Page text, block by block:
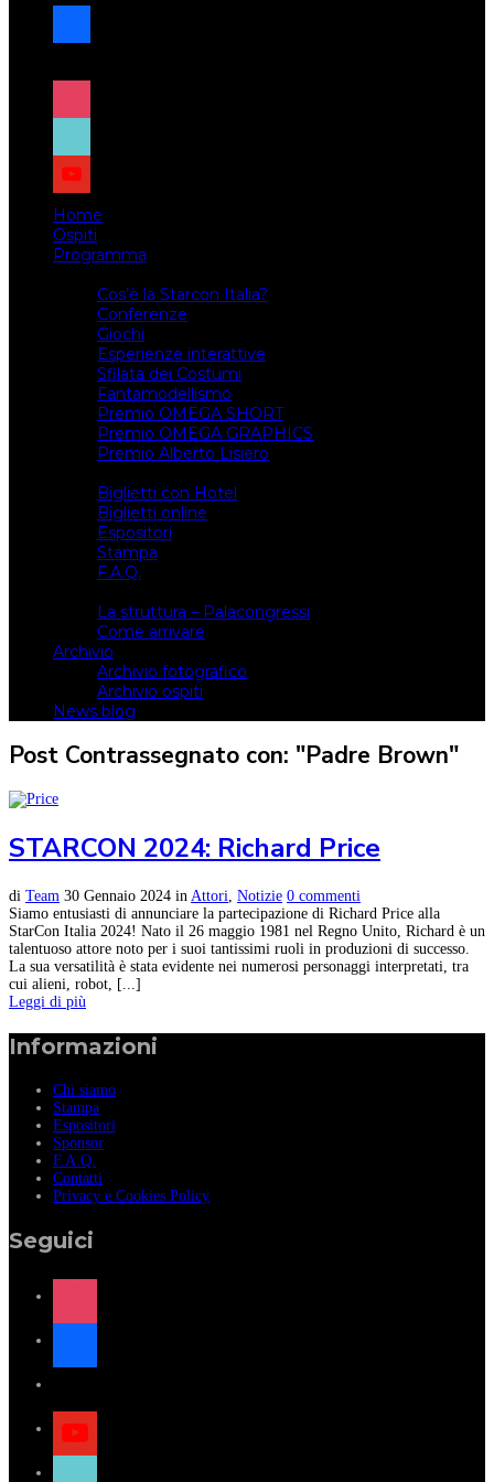
facebook
x
instagram
tiktok
youtube
Home
Ospiti
Programma
Cos’è la Starcon Italia?
Conferenze
Giochi
Esperienze interattive
Sfilata dei Costumi
Fantamodellismo
Premio OMEGA SHORT
Premio OMEGA GRAPHICS
Premio Alberto Lisiero
Biglietti con Hotel
Biglietti online
Espositori
Stampa
F.A.Q.
La struttura – Palacongressi
Come arrivare
Archivio
Archivio fotografico
Archivio ospiti
News blog
Post Contrassegnato con: "Padre Brown"
STARCON 2024: Richard Price
di Team 30 Gennaio 2024 in Attori Notizie 0 commenti
Siamo entusiasti di annunciare la partecipazione di Richard Price alla
StarCon Italia 2024! Nato il 26 maggio 1981 nel Regno Unito, Richard è un
talentuoso attore noto per i suoi tantissimi ruoli in produzioni di successo.
La sua versatilità è stata evidente nei numerosi personaggi interpretati, tra
cui alieni, robot, [...]
Leggi di più
Informazioni
Chi siamo
Stampa
Espositori
Sponsor
F.A.Q.
Contatti
Privacy e Cookies Policy
Seguici
instagram
facebook
x
youtube
tiktok